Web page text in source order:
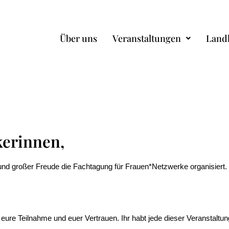
Über uns Veranstaltungen
großer Freude die Fachtagung für Frauen*Netzwerke
Teilnahme und euer Vertrauen. Ihr habt jede dieser